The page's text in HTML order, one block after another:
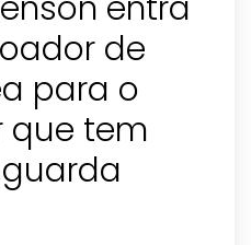
de
para o
que tem